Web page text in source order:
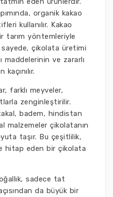
organik kakao
kullanılır. Kakao
tarım yöntemleriyle
çikolata üretimi
maddelerinin ve zararlı
farklı meyveler,
zenginleştirilir.
badem, hindistan
malzemeler çikolatanın
taşır. Bu çeşitlilik,
hitap eden bir çikolata
sadece tat
da büyük bir